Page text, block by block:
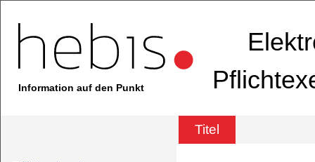
Information auf den Punkt
Titel